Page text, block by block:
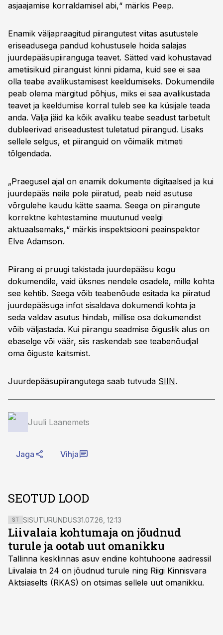
asjaajamise korraldamisel abi,“ märkis Peep.
Enamik väljapraagitud piirangutest viitas asutustele
eriseadusega pandud kohustusele hoida salajas
juurdepääsupiiranguga teavet. Sätted vaid kohustavad
ametiisikuid piiranguist kinni pidama, kuid see ei saa
olla teabe avalikustamisest keeldumiseks. Dokumendile
peab olema märgitud põhjus, miks ei saa avalikustada
teavet ja keeldumise korral tuleb see ka küsijale teada
anda. Välja jäid ka kõik avaliku teabe seadust tarbetult
dubleerivad eriseadustest tuletatud piirangud. Lisaks
sellele selgus, et piiranguid on võimalik mitmeti
tõlgendada.
„Praegusel ajal on enamik dokumente digitaalsed ja kui
juurdepääs neile pole piiratud, peab neid asutuse
võrgulehe kaudu kätte saama. Seega on piirangute
korrektne kehtestamine muutunud veelgi
aktuaalsemaks,“ märkis inspektsiooni peainspektor
Elve Adamson.
Piirang ei pruugi takistada juurdepääsu kogu
dokumendile, vaid üksnes nendele osadele, mille kohta
see kehtib. Seega võib teabenõude esitada ka piiratud
juurdepääsuga infot sisaldava dokumendi kohta ja
seda valdav asutus hindab, millise osa dokumendist
võib väljastada. Kui piirangu seadmise õiguslik alus on
ebaselge või väär, siis raskendab see teabenõudjal
oma õiguste kaitsmist.
Juurdepääsupiirangutega saab tutvuda SIIN.
Juuli Laanemets
Jaga Vihja
SEOTUD LOOD
ST SISUTURUNDUS31.07.26, 12:13
Liivalaia kohtumaja on jõudnud
turule ja ootab uut omanikku
Tallinna kesklinnas asuv endine kohtuhoone aadressil
Liivalaia tn 24 on jõudnud turule ning Riigi Kinnisvara
Aktsiaselts (RKAS) on otsimas sellele uut omanikku.